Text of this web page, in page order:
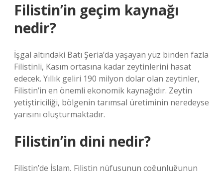
Filistin’in geçim kaynağı
nedir?
İşgal altındaki Batı Şeria’da yaşayan yüz binden fazla
Filistinli, Kasım ortasına kadar zeytinlerini hasat
edecek. Yıllık geliri 190 milyon dolar olan zeytinler,
Filistin’in en önemli ekonomik kaynağıdır. Zeytin
yetiştiriciliği, bölgenin tarımsal üretiminin neredeyse
yarısını oluşturmaktadır.
Filistin’in dini nedir?
Filistin’de İslam, Filistin nüfusunun çoğunluğunun